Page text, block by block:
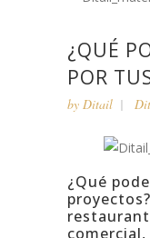
¿QUÉ
POR
by Ditail
¿Qué
comercial,